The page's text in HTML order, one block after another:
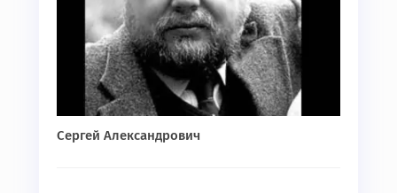
Сергей Александрович